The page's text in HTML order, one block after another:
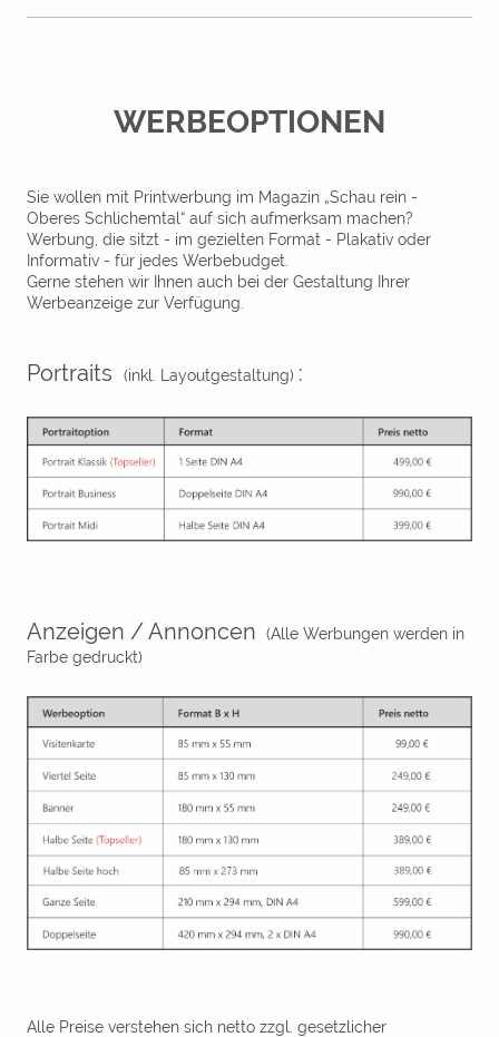
WERBEOPTIONEN
Sie wollen mit Printwerbung im Magazin „Schau rein -
Oberes Schlichemtal“ auf sich aufmerksam machen?
Werbung, die sitzt - im gezielten Format - Plakativ oder
Informativ - für jedes Werbebudget.
Gerne stehen wir Ihnen auch bei der Gestaltung Ihrer
Werbeanzeige zur Verfügung.
Portraits (inkl. Layoutgestaltung) :
Anzeigen / Annoncen
(Alle Werbungen werden in
Farbe gedruckt)
Alle Preise verstehen sich netto zzgl. gesetzlicher